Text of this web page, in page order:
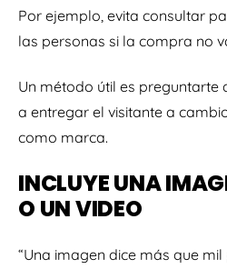
Por ejemplo, evita consultar
las personas si la compra no
Un método útil es preguntarte
a entregar el visitante a
como marca.
INCLUYE UNA
O UN VIDEO
“Una imagen dice más que